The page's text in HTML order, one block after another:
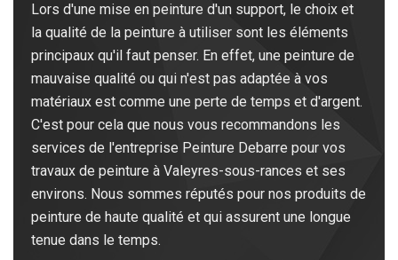
Lors d'une mise en peinture d'un support, le choix et
la qualité de la peinture à utiliser sont les éléments
principaux qu'il faut penser. En effet, une peinture de
mauvaise qualité ou qui n'est pas adaptée à vos
matériaux est comme une perte de temps et d'argent.
C'est pour cela que nous vous recommandons les
services de l'entreprise Peinture Debarre pour vos
travaux de peinture à Valeyres-sous-rances et ses
environs. Nous sommes réputés pour nos produits de
peinture de haute qualité et qui assurent une longue
tenue dans le temps.